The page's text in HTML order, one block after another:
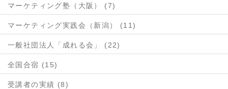
マーケティング塾（大阪） (7)
マーケティング実践会（新潟） (11)
一般社団法人「成れる会」 (22)
全国合宿 (15)
受講者の実績 (8)